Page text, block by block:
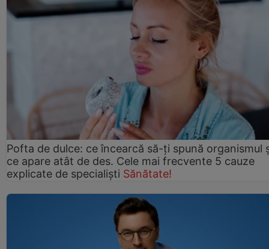
Pofta de dulce: ce încearcă să-ți spună organismul
ce apare atât de des. Cele mai frecvente 5 cauze
explicate de specialiști Sănătate!